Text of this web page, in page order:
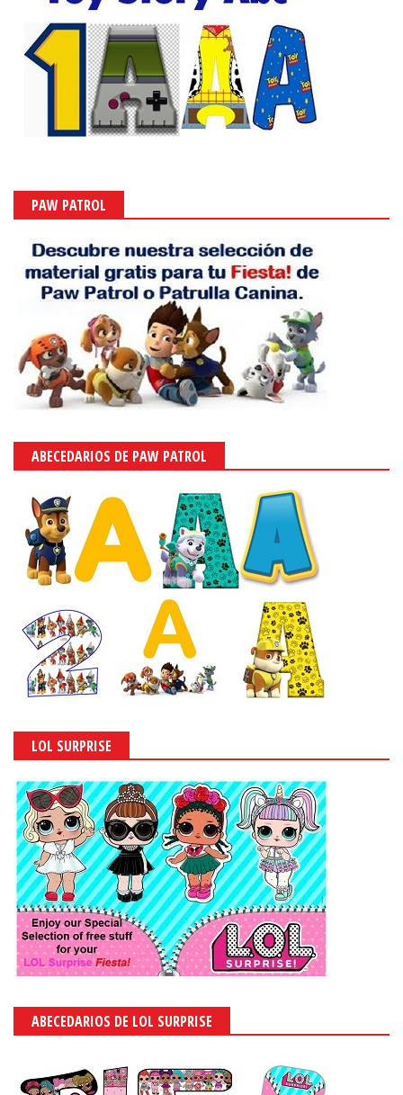
PAW PATROL
ABECEDARIOS DE PAW PATROL
LOL SURPRISE
ABECEDARIOS DE LOL SURPRISE